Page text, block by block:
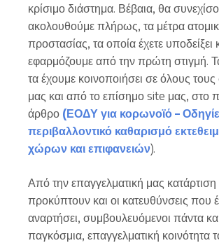
κρίσιμο διάστημα. Βέβαια, θα
ακολουθούμε πλήρως, τα μέτρα
προστασίας, τα οποία έχετε υποδείξει
εφαρμόζουμε από την πρώτη στιγμή.
τα έχουμε κοινοποιήσει σε όλους
μας και από το επίσημο site μας, στο
άρθρο (ΕΟΔΥ για κορωνοϊό –
περιβαλλοντικό καθαρισμό
χώρων και επιφανειών).
Από την επαγγελματική μας κατάρτιση
προκύπτουν και οι κατευθύνσεις που
αναρτήσει, συμβουλευόμενοι πάντα
παγκόσμια, επαγγελματική κοινότητα